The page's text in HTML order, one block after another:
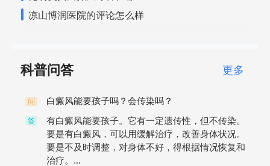
凉山博润医院的评论怎么样
科普问答 更多
问 白癜风能要孩子吗？会传染吗？
答
有白癜风能要孩子。它有一定遗传性，但不传染。
要是有白癜风，可以用缓解治疗，改善身体状况。
要是不及时调整，对身体不好，得根据情况恢复和
治疗。...